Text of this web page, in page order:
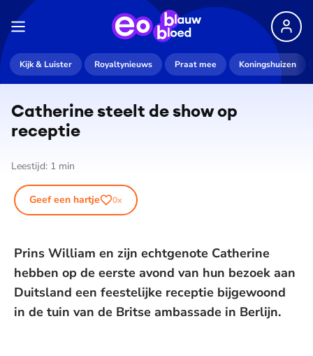
Kijk & Luister Royaltynieuws Praat mee Koningshuizen
Catherine steelt de show op
receptie
Leestijd: 1 min
Geef een hartje 0x
Prins William en zijn echtgenote Catherine
hebben op de eerste avond van hun bezoek aan
Duitsland een feestelijke receptie bijgewoond
in de tuin van de Britse ambassade in Berlijn.